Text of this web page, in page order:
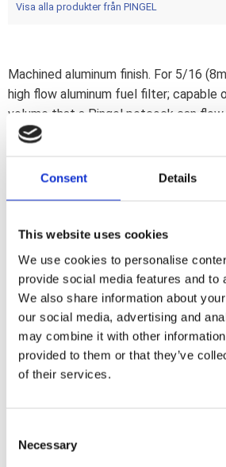
Consent Details
This website uses cookies
We use cookies to personalise
provide social media features and to
We also share information about
our social media, advertising and
may combine it with other
provided to them or that they’ve
of their services.
Necessary
Visa alla produkter från PINGEL
Machined aluminum finish. For 5/16
high flow aluminum fuel filter; capable
volume that a Pingel petcock can
cleanable 40 micron bronze filter
Dela med dig
c
b
o
k
Omdömen
Du
Bli den första att lämna ett omdöme.